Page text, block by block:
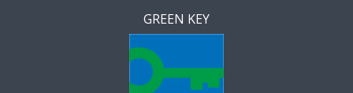
GREEN KEY